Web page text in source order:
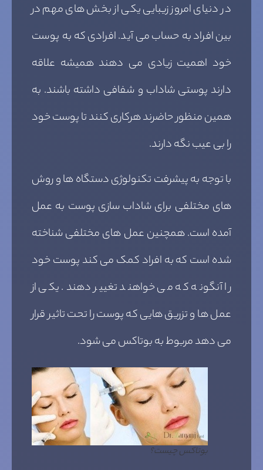
در دنیای امروز زیبایی یکی از بخش های مهم در
بین افراد به حساب می آید. افرادی که به پوست
خود اهمیت زیادی می دهند همیشه علاقه
دارند پوستی شاداب و شفافی داشته باشند. به
همین منظور حاضرند هرکاری کنند تا پوست خود
را بی عیب نگه دارند.
با توجه به پیشرفت تکنولوژی دستگاه ها و روش
های مختلفی برای شاداب سازی پوست به عمل
آمده است. همچنین عمل های مختلفی شناخته
شده است که به افراد کمک می کند پوست خود
را آنگونه که می خواهند تغییر دهند. یکی از
عمل ها و تزریق هایی که پوست را تحت تاثیر قرار
می دهد مربوط به بوتاکس می شود.
بوتاکس چیست؟